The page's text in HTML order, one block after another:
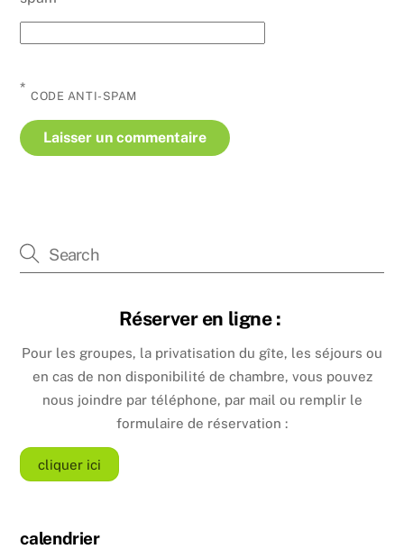
CODE ANTI-SPAM
*
Réserver en ligne :
Pour les groupes, la privatisation du gîte, les séjours ou
en cas de non disponibilité de chambre, vous pouvez
nous joindre par téléphone, par mail ou remplir le
formulaire de réservation :
cliquer ici
calendrier